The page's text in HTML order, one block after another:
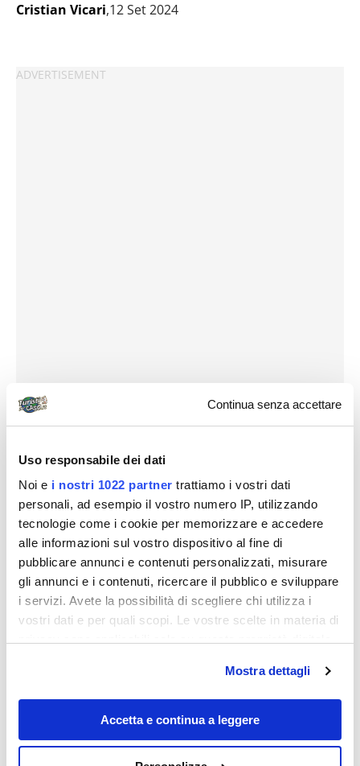
Continua senza accettare
Uso responsabile dei dati
Noi e i nostri 1022 partner trattiamo i vostri dati
personali, ad esempio il vostro numero IP, utilizzando
tecnologie come i cookie per memorizzare e accedere
alle informazioni sul vostro dispositivo al fine di
pubblicare annunci e contenuti personalizzati, misurare
gli annunci e i contenuti, ricercare il pubblico e sviluppare
i servizi. Avete la possibilità di scegliere chi utilizza i
vostri dati e per quali scopi. Le vostre scelte in materia di
modificare o revocare il proprio consenso in qualsiasi
momento dalla Dichiarazione sui cookie o facendo clic
sull'icona di attivazione della privacy.
Mostra dettagli
Accetta e continua a leggere
Cristian Vicari,12 Set 2024
Destinazioni